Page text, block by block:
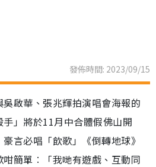
發佈時間: 2023/09/15
啟華、張兆輝拍演唱會海報的
」將於11月中合體假佛山開
言必唱「飲歌」《倒轉地球》
簡單︰「我哋有遊戲、互動同